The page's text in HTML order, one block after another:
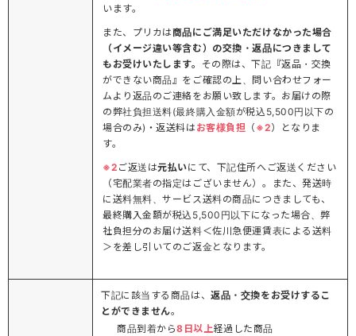
います。
また、プリカは商品にご満足いただけなかった場合
（イメージ違い等含む）の交換・返品につきまして
もお受けいたします。 その際は、下記『返品・交換
ができない商品』をご確認の上、問い合わせフォー
ムより返品のご連絡をお願い致します。お届けの際
の弊社負担送料(最終購入金額が税込5,500円以下の
場合のみ)・返送料はお客様負担 （ ※2）となりま
す。
※2 ご返送は元払いにて、下記住所へご返送ください
（宅配業者の指定はございません）。また、発送時
に送料無料、サービス送料の商品につきましても、
最終購入金額が税込5,500円以下になった場合、弊
社負担分のお届け送料＜佐川急便運賃表による送料
＞を差し引いてのご返金となります。
下記に該当する商品は、返品・交換をお受けするこ
とができません。
商品到着から8日以上経過した商品